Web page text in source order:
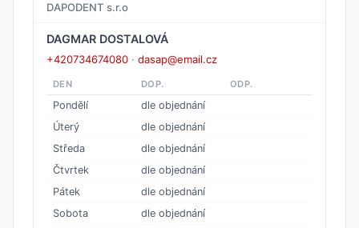
DAPODENT s.r.o
DAGMAR DOSTALOVÁ
+420734674080 · dasap@email.cz
DEN DOP. ODP.
Pondělí
dle objednání
Úterý
dle objednání
Středa
dle objednání
Čtvrtek
dle objednání
Pátek
dle objednání
Sobota
dle objednání